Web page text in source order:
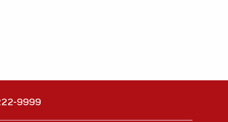
9999